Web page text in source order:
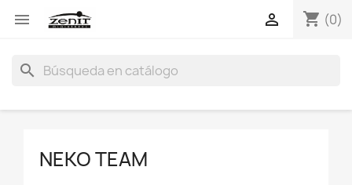
 shopping_cart (0)

search
NEKO TEAM